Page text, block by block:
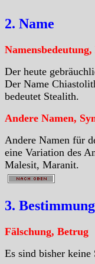
2. Name
Der heute
Der Name
bedeutet Stealith.
Andere Namen,
Andere Namen für
eine Variation des
Malesit, Maranit.
3.
Fälschung, Betrug
Es sind bisher keine